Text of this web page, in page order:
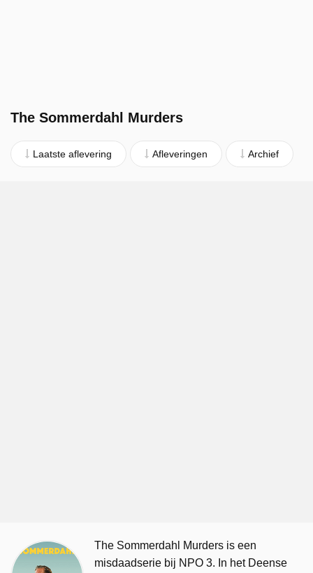
The Sommerdahl Murders
Laatste aflevering Afleveringen Archief
The Sommerdahl Murders is een
misdaadserie bij NPO 3. In het Deense